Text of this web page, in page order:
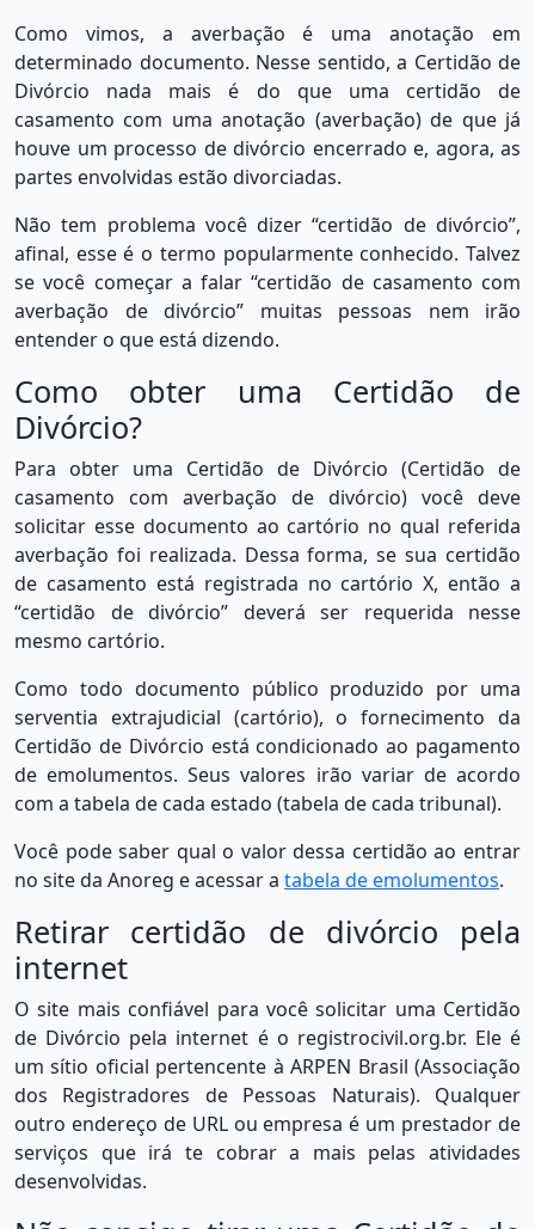
Como vimos, a averbação é uma anotação em
determinado documento. Nesse sentido, a Certidão de
Divórcio nada mais é do que uma certidão de
casamento com uma anotação (averbação) de que já
houve um processo de divórcio encerrado e, agora, as
partes envolvidas estão divorciadas.
Não tem problema você dizer “certidão de divórcio”,
afinal, esse é o termo popularmente conhecido. Talvez
se você começar a falar “certidão de casamento com
averbação de divórcio” muitas pessoas nem irão
entender o que está dizendo.
Como obter uma Certidão de
Divórcio?
Para obter uma Certidão de Divórcio (Certidão de
casamento com averbação de divórcio) você deve
solicitar esse documento ao cartório no qual referida
averbação foi realizada. Dessa forma, se sua certidão
de casamento está registrada no cartório X, então a
“certidão de divórcio” deverá ser requerida nesse
mesmo cartório.
Como todo documento público produzido por uma
serventia extrajudicial (cartório), o fornecimento da
Certidão de Divórcio está condicionado ao pagamento
de emolumentos. Seus valores irão variar de acordo
com a tabela de cada estado (tabela de cada tribunal).
Você pode saber qual o valor dessa certidão ao entrar
no site da Anoreg e acessar a tabela de emolumentos.
Retirar certidão de divórcio pela
internet
O site mais confiável para você solicitar uma Certidão
de Divórcio pela internet é o registrocivil.org.br. Ele é
um sítio oficial pertencente à ARPEN Brasil (Associação
dos Registradores de Pessoas Naturais). Qualquer
outro endereço de URL ou empresa é um prestador de
serviços que irá te cobrar a mais pelas atividades
desenvolvidas.